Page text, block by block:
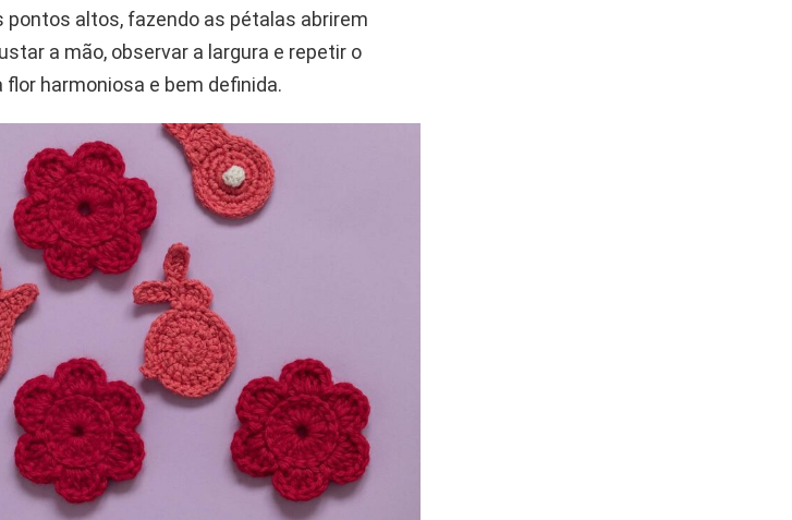
altos, fazendo as pétalas abrirem
a mão, observar a largura e repetir o
harmoniosa e bem definida.